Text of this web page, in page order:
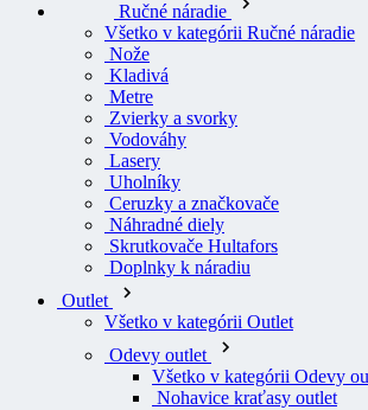
Ručné náradie
Všetko v kategórii Ručné náradie
Nože
Kladivá
Metre
Zvierky a svorky
Vodováhy
Lasery
Uholníky
Ceruzky a značkovače
Náhradné diely
Skrutkovače Hultafors
Doplnky k náradiu
Outlet
Všetko v kategórii Outlet
Odevy outlet
Všetko v kategórii Odevy
Nohavice kraťasy outlet